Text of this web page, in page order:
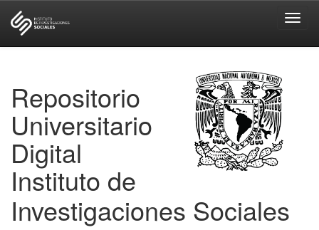
Repositorio
Universitario
Digital
Instituto de
Investigaciones Sociales